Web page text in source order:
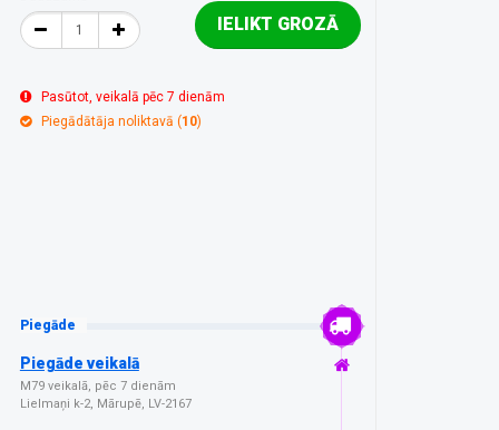
IELIKT GROZĀ
Pasūtot, veikalā pēc 7 dienām
Piegādātāja noliktavā (10)
Piegāde
Piegāde veikalā
M79 veikalā, pēc 7 dienām
Lielmaņi k-2, Mārupē, LV-2167